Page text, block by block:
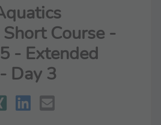
Course -
- Extended
Day 3